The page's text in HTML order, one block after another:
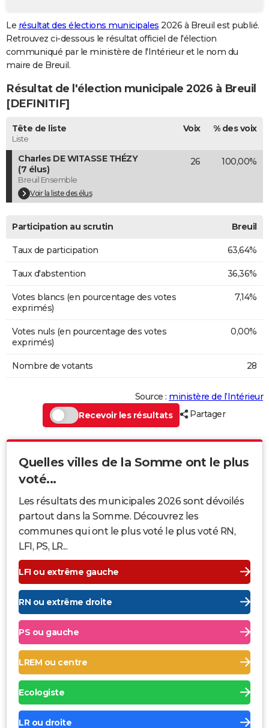
GUIDES D'ACHAT
BONS PLANS
CARTE DE VOEUX
Carte de Noël
Carte Bonne année
Carte Saint-Valentin
Carte Pâques
Carte d'anniversaire
DICTIONNAIRE
Dictionnaire
Biographies
Citations
Expressions
Proverbes
PROGRAMME TV
COPAINS D'AVANT
S'inscrire
Se connecter
Lycées
Collèges
Primaires
Universités
Entreprises
Service militaire
Avis de recherche
AVIS DE DÉCÈS
Bricolage
Lifestyle
Culture
Sport
Auto
Television
Voyage
Cinema
Le résultat des élections municipales 2026 à Breuil est publié.
Retrouvez ci-dessous le résultat officiel de l'élection
communiqué par le ministère de l'Intérieur et le nom du
maire de Breuil.
Résultat de l'élection municipale 2026 à Breuil
[DEFINITIF]
Tête de liste
Liste
Voix % des voix
Charles DE WITASSE THÉZY
(7 élus)
Breuil Ensemble
Voir la liste des élus
26 100,00%
Participation au scrutin Breuil
Taux de participation 63,64%
Taux d'abstention 36,36%
Votes blancs (en pourcentage des votes
exprimés)
7,14%
Votes nuls (en pourcentage des votes
exprimés)
0,00%
Nombre de votants 28
Source : ministère de l’Intérieur
Recevoir les résultats
Partager
Quelles villes de la Somme ont le plus
voté...
Les résultats des municipales 2026 sont dévoilés
partout dans la Somme. Découvrez les
communes qui ont le plus voté le plus voté RN,
LFI, PS, LR...
LFI ou extrême gauche
RN ou extrême droite
PS ou gauche
LREM ou centre
Ecologiste
LR ou droite